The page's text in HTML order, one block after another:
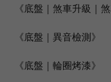
《底盤｜煞車升級｜
《底盤｜異音檢測》
《底盤｜輪圈烤漆》